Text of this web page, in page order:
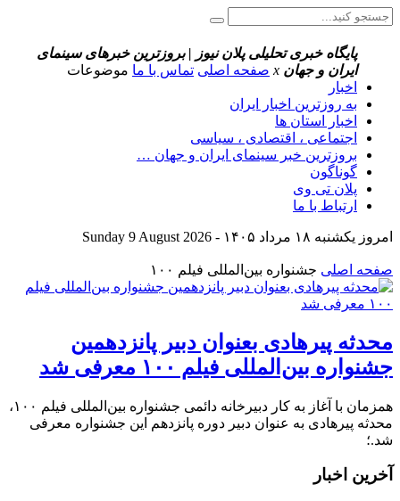
پایگاه خبری تحلیلی پلان نیوز | بروزترین خبرهای سینمای
ایران و جهان x صفحه اصلی تماس با ما موضوعات
اخبار
به روزترین اخبار ایران
اخبار استان ها
اجتماعی ، اقتصادی ، سیاسی
بروزترین خبر سینمای ایران و جهان …
گوناگون
پلان تی وی
ارتباط با ما
امروز یکشنبه ۱۸ مرداد ۱۴۰۵ - Sunday 9 August 2026
صفحه اصلی جشنواره بین‌المللی فیلم ۱۰۰
محدثه پیرهادی بعنوان دبیر پانزدهمین
جشنواره بین‌المللی فیلم ۱۰۰ معرفی شد
همزمان با آغاز به کار دبیرخانه دائمی جشنواره بین‌المللی فیلم ۱۰۰،
محدثه پیرهادی به عنوان دبیر دوره پانزدهم این جشنواره معرفی
شد.؛
آخرین اخبار